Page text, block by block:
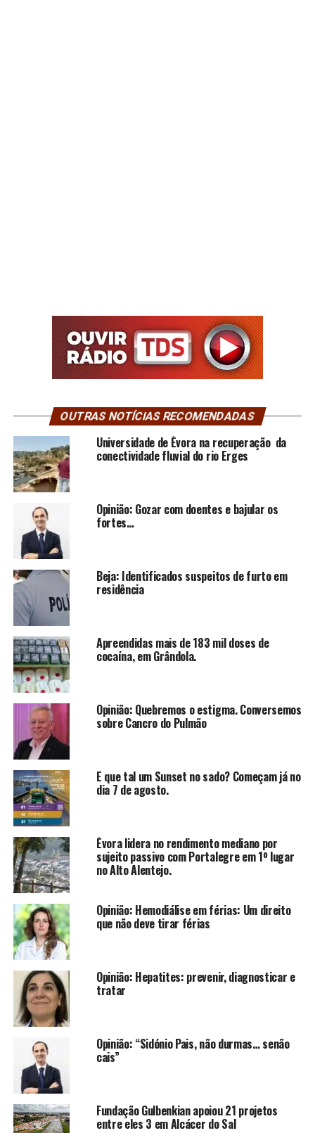
OUTRAS NOTÍCIAS RECOMENDADAS
Universidade de Évora na recuperação da
conectividade fluvial do rio Erges
Opinião: Gozar com doentes e bajular os
fortes…
Beja: Identificados suspeitos de furto em
residência
Apreendidas mais de 183 mil doses de
cocaína, em Grândola.
Opinião: Quebremos o estigma. Conversemos
sobre Cancro do Pulmão
E que tal um Sunset no sado? Começam já no
dia 7 de agosto.
Évora lidera no rendimento mediano por
sujeito passivo com Portalegre em 1º lugar
no Alto Alentejo.
Opinião: Hemodiálise em férias: Um direito
que não deve tirar férias
Opinião: Hepatites: prevenir, diagnosticar e
tratar
Opinião: “Sidónio Pais, não durmas… senão
cais”
Fundação Gulbenkian apoiou 21 projetos
entre eles 3 em Alcácer do Sal